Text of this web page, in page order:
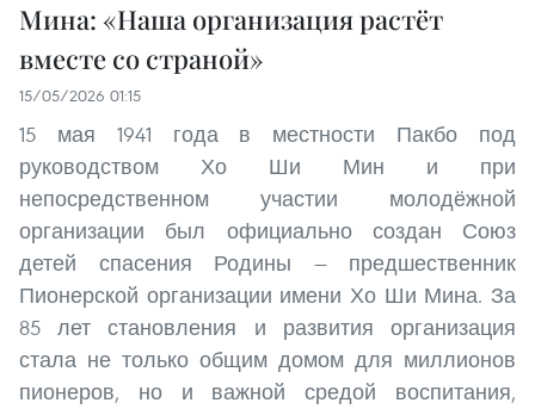
Мина: «Наша организация растёт
вместе со страной»
15/05/2026 01:15
15 мая 1941 года в местности Пакбо под
руководством Хо Ши Мин и при
непосредственном участии молодёжной
организации был официально создан Союз
детей спасения Родины — предшественник
Пионерской организации имени Хо Ши Мина. За
85 лет становления и развития организация
стала не только общим домом для миллионов
пионеров, но и важной средой воспитания,